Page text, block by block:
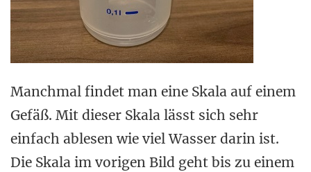
Manchmal findet man eine Skala auf einem
Gefäß. Mit dieser Skala lässt sich sehr
einfach ablesen wie viel Wasser darin ist.
Die Skala im vorigen Bild geht bis zu einem